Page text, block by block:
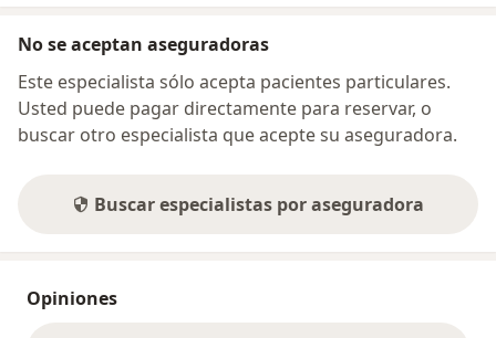
No se aceptan aseguradoras
Este especialista sólo acepta pacientes particulares.
Usted puede pagar directamente para reservar, o
buscar otro especialista que acepte su aseguradora.
Buscar especialistas por aseguradora
Opiniones